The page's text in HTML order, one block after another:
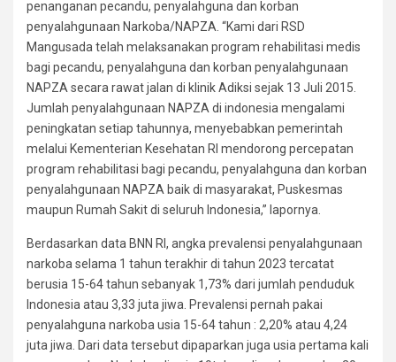
penanganan pecandu, penyalahguna dan korban
penyalahgunaan Narkoba/NAPZA. “Kami dari RSD
Mangusada telah melaksanakan program rehabilitasi medis
bagi pecandu, penyalahguna dan korban penyalahgunaan
NAPZA secara rawat jalan di klinik Adiksi sejak 13 Juli 2015.
Jumlah penyalahgunaan NAPZA di indonesia mengalami
peningkatan setiap tahunnya, menyebabkan pemerintah
melalui Kementerian Kesehatan RI mendorong percepatan
program rehabilitasi bagi pecandu, penyalahguna dan korban
penyalahgunaan NAPZA baik di masyarakat, Puskesmas
maupun Rumah Sakit di seluruh Indonesia,” lapornya.
Berdasarkan data BNN RI, angka prevalensi penyalahgunaan
narkoba selama 1 tahun terakhir di tahun 2023 tercatat
berusia 15-64 tahun sebanyak 1,73% dari jumlah penduduk
Indonesia atau 3,33 juta jiwa. Prevalensi pernah pakai
penyalahguna narkoba usia 15-64 tahun : 2,20% atau 4,24
juta jiwa. Dari data tersebut dipaparkan juga usia pertama kali